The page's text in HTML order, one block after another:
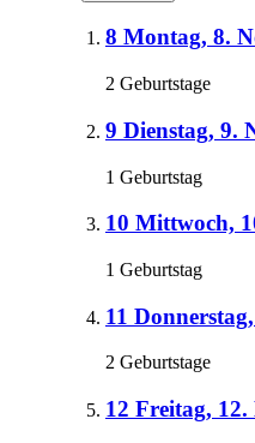
8 Montag, 8.
2 Geburtstage
9 Dienstag, 9.
1 Geburtstag
10 Mittwoch,
1 Geburtstag
11
2 Geburtstage
12 Freitag, 12.